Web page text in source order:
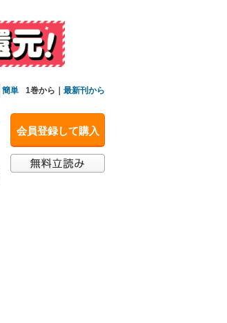
簡単 1巻から｜ 最新刊から
会員登録して購入